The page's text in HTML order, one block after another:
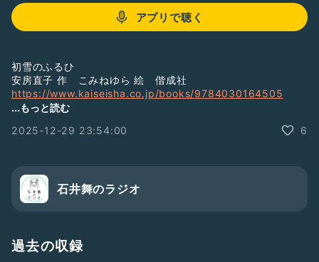
アプリで聴く
初雪のふるひ
安房直子 作 こみねゆら 絵 偕成社
https://www.kaiseisha.co.jp/books/9784030164505
no=16706&
おやすみえほん「えほんのひろば」で、
おすすめの絵本紹介しています。
【ZOOMで無料！おやすみえほん】
...もっと読む
2025-12-29 23:54:00
6
石井舞のラジオ
過去の収録